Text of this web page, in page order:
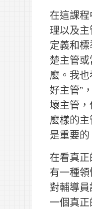
在這課
理以及
定義和
楚主管
麼。我
好主管”
壞主管
麼樣的
是重要的
在看真
有一種
對輔導
一個真正